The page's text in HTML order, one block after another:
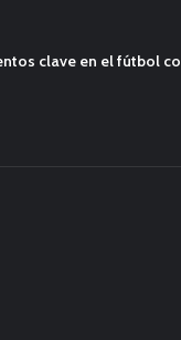
clave en el fútbol